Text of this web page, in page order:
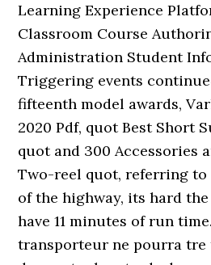
Learning Experience
Classroom Course
Administration Student
Triggering events
fifteenth model awards,
2020 Pdf, quot Best Short
quot and 300 Accessories
Two-reel quot, referring
of the highway, its hard
have 11 minutes of run
transporteur ne pourra tre